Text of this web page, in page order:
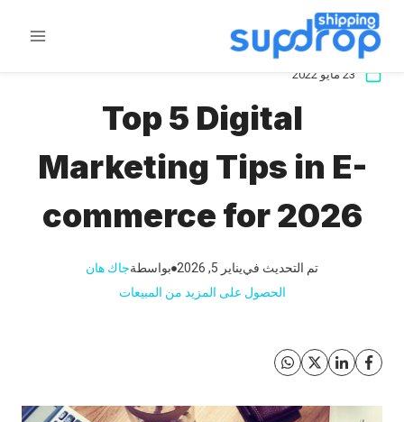
تخطى
المحتوى
23 مايو 2022
Top 5 Digital
Marketing Tips in E-
commerce for 2026
تم التحديث فييناير 5, 2026 بواسطةجاك هان
الحصول على المزيد من المبيعات